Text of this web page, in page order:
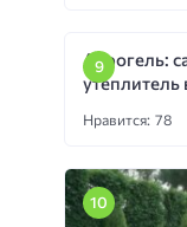
Аэрогель:
утеплитель
Нравится: 78